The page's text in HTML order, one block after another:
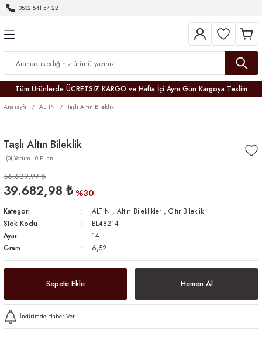
0532 541 54 22
Tüm Ürünlerde ÜCRETSİZ KARGO ve Hafta İçi Aynı Gün Kargoya Teslim
Anasayfa ALTIN Taşlı Altın Bileklik
Taşlı Altın Bileklik
(0) Yorum - 0 Puan
56.689,97 ₺
39.682,98 ₺ %30
Kategori ALTIN , Altın Bileklikler , Çıtır Bileklik
Stok Kodu
BL48214
Ayar
14
Gram
6,52
Sepete Ekle Hemen Al
İndirimde Haber Ver